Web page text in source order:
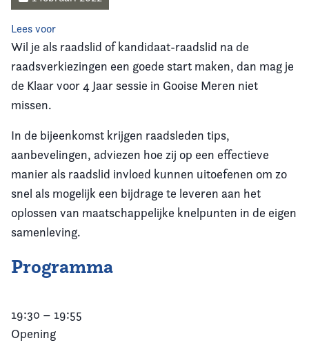
Vereniging
Contact
Lees voor
Wil je als raadslid of kandidaat-raadslid na de
raadsverkiezingen een goede start maken, dan mag je
de Klaar voor 4 Jaar sessie in Gooise Meren niet
missen.
In de bijeenkomst krijgen raadsleden tips,
aanbevelingen, adviezen hoe zij op een effectieve
manier als raadslid invloed kunnen uitoefenen om zo
snel als mogelijk een bijdrage te leveren aan het
oplossen van maatschappelijke knelpunten in de eigen
samenleving.
Programma
19:30 – 19:55
Opening